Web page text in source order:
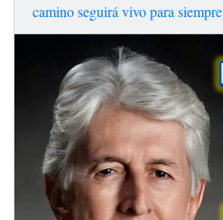
camino seguirá vivo para siempre